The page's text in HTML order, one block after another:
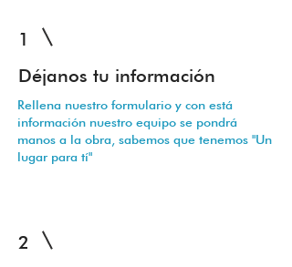
1
Déjanos tu información
Rellena nuestro formulario y con está
información nuestro equipo se pondrá
manos a la obra, sabemos que tenemos "Un
lugar para tí"
2